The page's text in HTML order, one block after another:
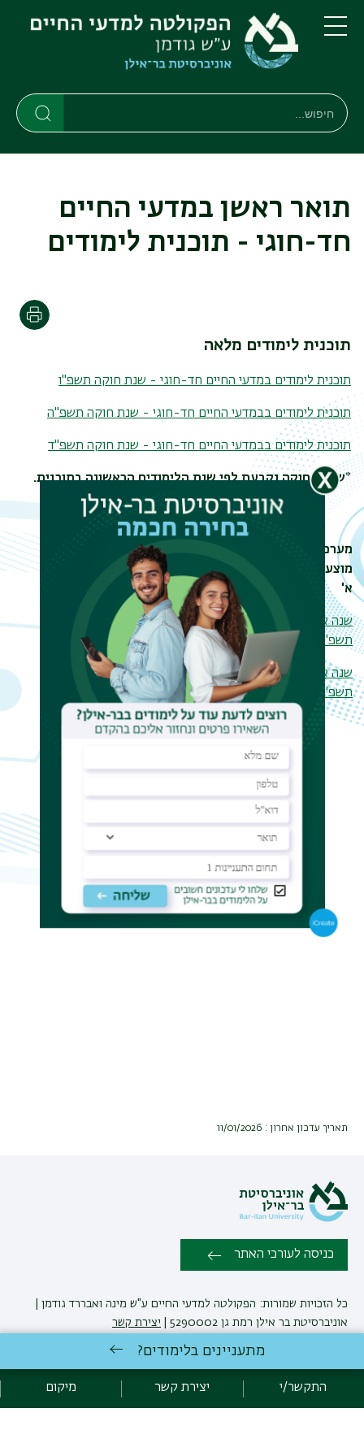
דילוג
לתוכן
העיקרי
דילוג
לתפריט
ניווט
ראשי
תפריט
חיפוש
חיפוש
תואר ראשן במדעי החיים
חד-חוגי - תוכנית לימודים
תוכנית לימודים מלאה
תוכנית לימודים במדעי החיים חד-חוגי - שנת חוקה תשפ"ו
תוכנית לימודים בבמדעי החיים חד-חוגי - שנת חוקה תשפ"ה
תוכנית לימודים בבמדעי החיים חד-חוגי - שנת חוקה תשפ"ד
*שנת החוקה נקבעת לפי שנת הלימודים הראשונה בתוכנית.
מערכת
מוצעת שנה
א'
מוצעת שנה ב'
מערכת
מוצעת שנה
שנה א'
תשפ"ו
שנה א'
תשפ"ה
שנה ב' תשפ"ו
שנה ב' תשפ"ה
שנה ג' תשפ"ו
שנה ג' תשפ"ה
תאריך עדכון אחרון : 11/01/2026
כניסה לעורכי האתר
כל הזכויות שמורות: הפקולטה למדעי החיים ע"ש מינה ואבררד גודמן |
אוניברסיטת בר אילן רמת גן 5290002 |
יצירת קשר
לימודי מדעי החייםבאוניברסיטת בר-אילן
פיתוח:אגף תקשוב, אוניברסיטת בר-אילן
הצהרת נגישות
מדיניות פרטיות
מתעניינים בלימודים?
התקשר/י יצירת קשר מיקום